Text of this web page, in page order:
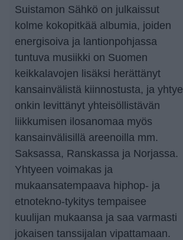
Suistamon Sähkö on julkaissut
kolme kokopitkää albumia, joiden
energisoiva ja lantionpohjassa
tuntuva musiikki on Suomen
keikkalavojen lisäksi herättänyt
kansainvälistä kiinnostusta, ja yhtye
onkin levittänyt yhteisöllistävän
liikkumisen ilosanomaa myös
kansainvälisillä areenoilla mm.
Saksassa, Ranskassa ja Norjassa.
Yhtyeen voimakas ja
mukaansatempaava hiphop- ja
etnotekno-tykitys tempaisee
kuulijan mukaansa ja saa varmasti
jokaisen tanssijalan vipattamaan.